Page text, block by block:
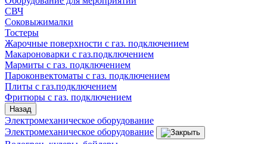
СВЧ
Соковыжималки
Тостеры
Жарочные поверхности с газ. подключением
Макароноварки с газ.подключением
Мармиты с газ. подключением
Пароконвектоматы с газ. подключением
Плиты с газ.подключением
Фритюры с газ. подключением
Назад
Электромеханическое оборудование
Электромеханическое оборудование